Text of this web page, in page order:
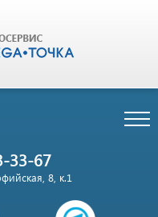
33-67
8, к.1